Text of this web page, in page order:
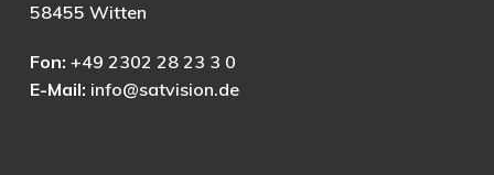
58455 Witten
Fon: +49 2302 28 23 3 0
E-Mail: info@satvision.de